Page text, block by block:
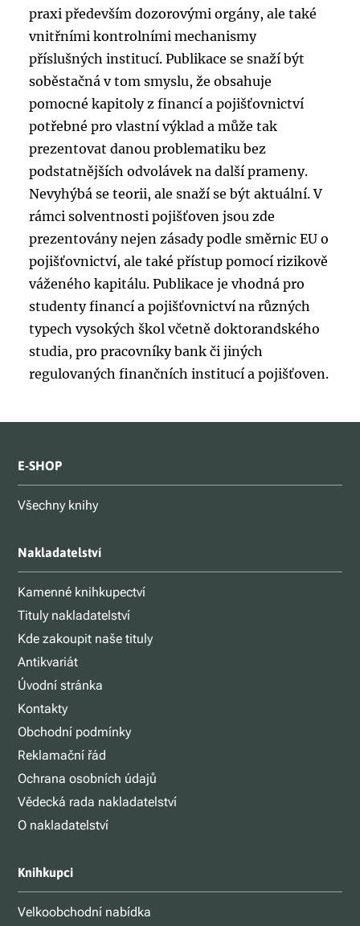
praxi především dozorovými orgány, ale také
vnitřními kontrolními mechanismy
příslušných institucí. Publikace se snaží být
soběstačná v tom smyslu, že obsahuje
pomocné kapitoly z financí a pojišťovnictví
potřebné pro vlastní výklad a může tak
prezentovat danou problematiku bez
podstatnějších odvolávek na další prameny.
Nevyhýbá se teorii, ale snaží se být aktuální. V
rámci solventnosti pojišťoven jsou zde
prezentovány nejen zásady podle směrnic EU o
pojišťovnictví, ale také přístup pomocí rizikově
váženého kapitálu. Publikace je vhodná pro
studenty financí a pojišťovnictví na různých
typech vysokých škol včetně doktorandského
studia, pro pracovníky bank či jiných
regulovaných finančních institucí a pojišťoven.
E-SHOP
Všechny knihy
Nakladatelství
Kamenné knihkupectví
Tituly nakladatelství
Kde zakoupit naše tituly
Antikvariát
Úvodní stránka
Kontakty
Obchodní podmínky
Reklamační řád
Ochrana osobních údajů
Vědecká rada nakladatelství
O nakladatelství
Knihkupci
Velkoobchodní nabídka